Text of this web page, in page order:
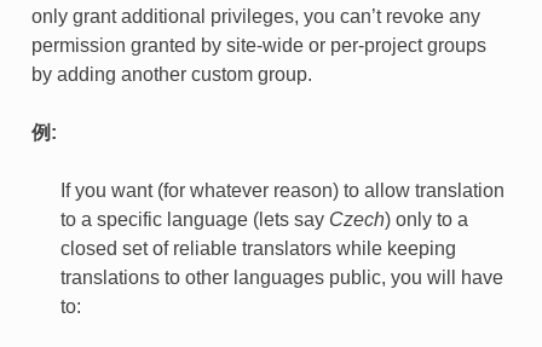
only grant additional privileges, you can’t revoke any
permission granted by site-wide or per-project groups
by adding another custom group.
例:
If you want (for whatever reason) to allow translation
to a specific language (lets say Czech) only to a
closed set of reliable translators while keeping
translations to other languages public, you will have
to: